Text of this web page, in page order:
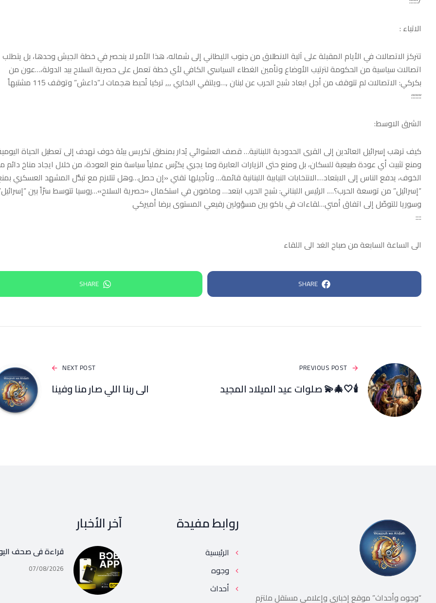
الاتباء :
تتركز الاتصالات في الأيام المقبلة على آلية الانطلاق من جنوب الليطاني إلى شماله، هذا الأمر لا ينحصر في خطة الجيش وحدها، بل يتطلب
اتصالات سياسية من الحكومة لترتيب الأوضاع وتأمين الغطاء السياسي الكافي لأي خطة تعمل على حصرية السلاح بيد الدولة،…عون من
بكركي: الاتصالات لم تتوقف من أجل ابعاد شبح الحرب عن لبنان ,…ويلتقي البخاري ,,, تركيا تُحبط هجمات لـ”داعش” وتوقف 115 مشتبهاً
؛؛؛؛؛؛؛
الشرق الاوسط:
كيف ترهب إسرائيل العائدين إلى القرى الحدودية اللبنانية… قصف العشوائي يُدار بمنطق تكريس بيئة خوف تهدف إلى تعطيل الحياة
ومنع تثبيت أي عودة طبيعية للسكان، بل ومنع حتى الزيارات العابرة وما يجري يكرّس عملياً سياسة منع العودة، من خلال ايجاد مناخ دائم
الخوف، يدفع الناس إلى الابتعاد….الانتخابات النيابية اللبنانية قائمة… وتأجيلها تقني «إن حصل…وهل تتلازم مع تبدُّل المشهد العسكري
“إسرائيل” من توسعة الحرب؟…. الرئيس اللبناني: شبح الحرب ابتعد… وماضون في استكمال «حصرية السلاح»…روسيا تتوسط سرّاً بين
وسوريا للتوصّل إلى اتفاق أمني…لقاءات في باكو بين مسؤولين رفيعي المستوى برضا أميركي
::::
الى الساعة السابعة من صباح الغد الى اللقاء
SHARE
SHARE
PREVIOUS POST
🕯️🤍🎄💫 صلوات عيد الميلاد المجيد
NEXT POST
الى ربنا اللي صار منا وفينا
“وجوه وأحداث” موقع إخباري وإعلامي مستقل ملتزم
روابط مفيدة
الرئيسية
وجوه
أحداث
آخر الأخبار
قراءة في صحف
07/08/2026